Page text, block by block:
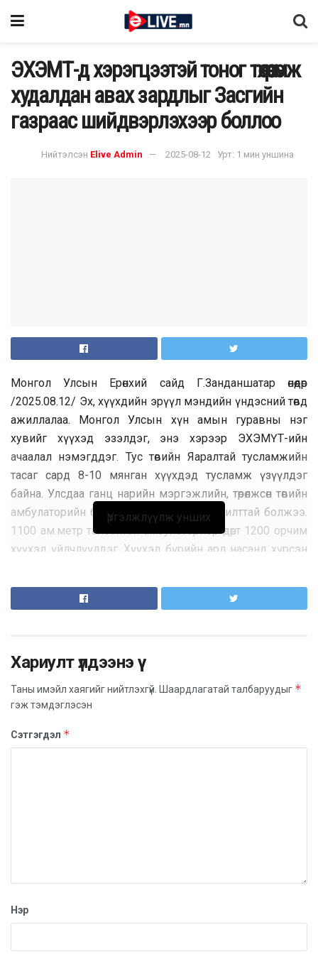
ЭХЭМТ-д хэрэгцээтэй тоног төхөөрөмж
худалдан авах зардлыг Засгийн
газраас шийдвэрлэхээр боллоо
Нийтэлсэн Elive Admin 2025-08-12 Урт: 1 мин уншина
Монгол Улсын Ерөнхий сайд Г.Занданшатар өнөөдөр
/2025.08.12/ Эх, хүүхдийн эрүүл мэндийн үндэсний төвд
ажиллалаа. Монгол Улсын хүн амын гуравны нэг
хувийг хүүхэд эзэлдэг, энэ хэрээр ЭХЭМҮТ-ийн
ачаалал нэмэгддэг. Тус төвийн Яаралтай тусламжийн
тасаг сард 8-10 мянган хүүхдэд тусламж үзүүлдэг
байна. Улсдаа ганц нарийн мэргэжлийн, төрөлжсөн төвийн
амбулаторийн барилга 38 жилийн насжилттай болжээ.
1100 ам.метр талбайтай амбулаториор өдөрт 1200 орчим
хүүхэд үйлчлүүлдэг. Хүүхэд бүрийн ард насанд хүрсэн
хүн зөвхөн амбулаториор үйлчлүүлж байна. Хүн амын
өсөлтийг дагаад эмчилгээ, үйлчилгээний хүртээмж
Тухайлбал, үзлэг хүлээх хугацаа 10-20 хоног, мэс
Амбулаторийн ачааллыг бууруулах барилгын ажил
Үргэлжлүүлж унших
Хариулт үлдээнэ үү
Таны имэйл хаягийг нийтлэхгүй. Шаардлагатай талбаруудыг *
гэж тэмдэглэсэн
Сэтгэгдэл *
Нэр